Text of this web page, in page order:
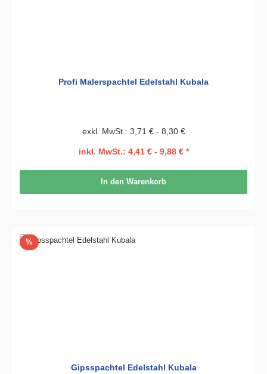
Profi Malerspachtel Edelstahl Kubala
exkl. MwSt.: 3,71 € - 8,30 €
inkl. MwSt.: 4,41 € - 9,88 € *
In den Warenkorb
%Rabatt
Gipsspachtel Edelstahl Kubala